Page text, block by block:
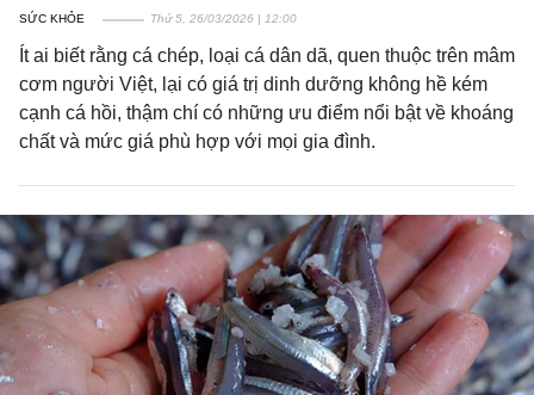
SỨC KHỎE Thứ 5, 26/03/2026 | 12:00
Ít ai biết rằng cá chép, loại cá dân dã, quen thuộc trên mâm
cơm người Việt, lại có giá trị dinh dưỡng không hề kém
cạnh cá hồi, thậm chí có những ưu điểm nổi bật về khoáng
chất và mức giá phù hợp với mọi gia đình.